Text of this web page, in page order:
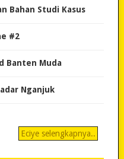
Bahan Studi Kasus
#2
Banten Muda
Nganjuk
Eciye selengkapnya..